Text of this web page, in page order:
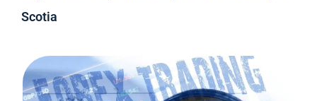
Scotia